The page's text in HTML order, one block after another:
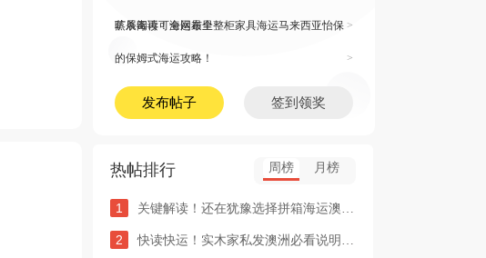
蒸杀毒再可海运布里 >
旷展阅读！全网最全整柜家具海运马来西亚怡保
的保姆式海运攻略！ >
发布帖子 签到领奖
热帖排行 周榜 月榜
1 关键解读！还在犹豫选择拼箱海运澳洲or整柜海运悉尼墨尔本的朋友
2 快读快运！实木家私发澳洲必看说明这类家具熏蒸杀毒再可海运布里